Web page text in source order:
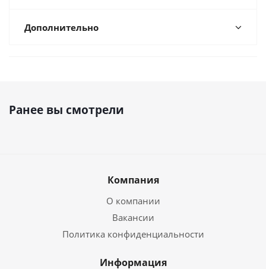
Дополнительно
Ранее вы смотрели
Компания
О компании
Вакансии
Политика конфиденциальности
Информация